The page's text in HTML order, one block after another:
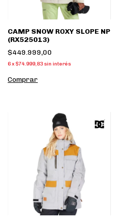
CAMP SNOW ROXY SLOPE NP
(RX525013)
$449.999,00
6x $74.999,83 sin interés
Comprar